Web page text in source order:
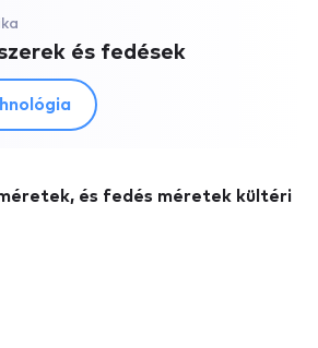
és fedések
és fedés méretek kültéri